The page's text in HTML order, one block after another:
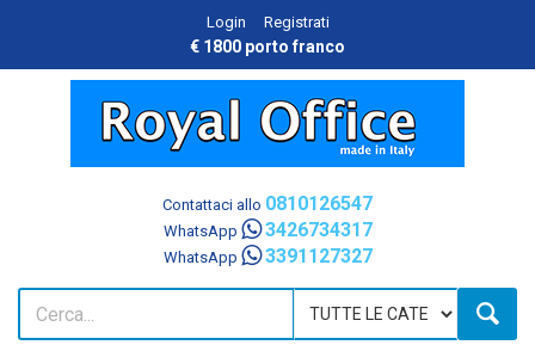
Login Registrati
€ 1800 porto franco
Contattaci allo 0810126547
WhatsApp 3426734317
WhatsApp 3391127327